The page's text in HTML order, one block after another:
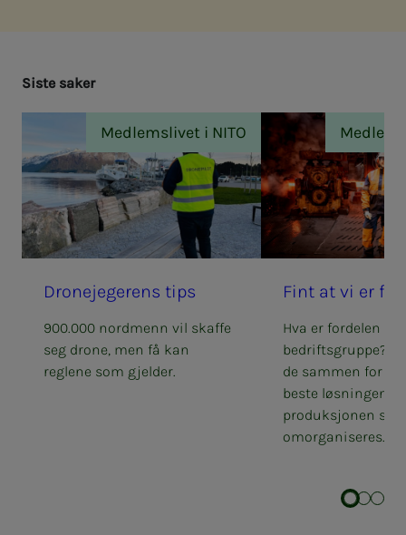
Sis­­­te sa­­­ker
Dro­­ne­je­­­ge­rens tips
900.000 nordmenn vil skaffe
seg drone, men få kan
reglene som gjelder.
Medlemslivet i NITO
Fint at vi er
Hva er fordelen
bedriftsgruppe? I
de sammen for å
beste løsningene
produksjonen skal
omorganiseres.